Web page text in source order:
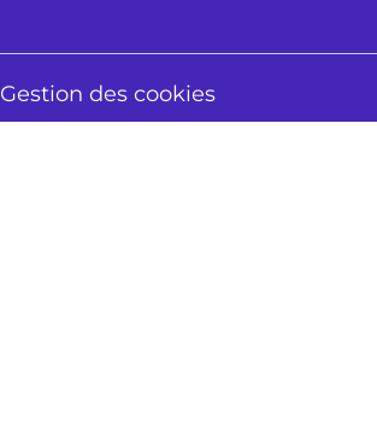
Gestion des cookies